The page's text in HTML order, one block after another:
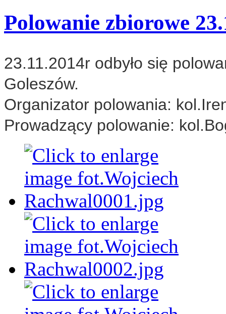
Polowanie zbiorowe
23.11.2014r odbyło się
Goleszów.
Organizator polowania:
Prowadzący polowanie: